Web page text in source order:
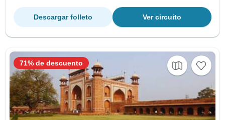
Ver circuito
Descargar folleto
71% de descuento